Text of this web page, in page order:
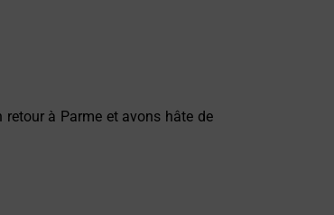
à Parme et avons hâte de